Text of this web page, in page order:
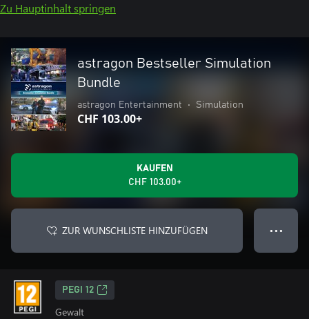
Zu Hauptinhalt springen
astragon Bestseller Simulation
Bundle
astragon Entertainment • Simulation
CHF 103.00+
KAUFEN
CHF 103.00+
ZUR WUNSCHLISTE HINZUFÜGEN ● ● ●
PEGI 12
Gewalt